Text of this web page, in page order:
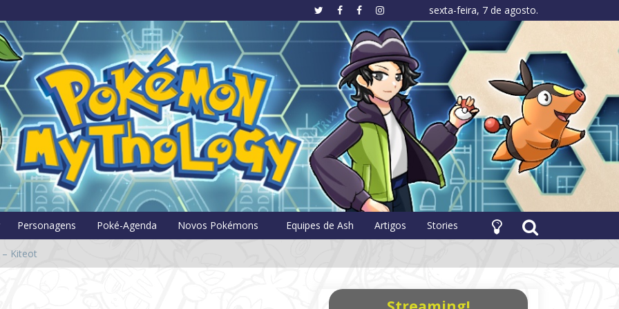
sexta-feira, 7 de agosto.
Pokémon Mythology
Personagens Poké-Agenda Novos Pokémons Equipes de Ash Artigos Stories
– Kiteot